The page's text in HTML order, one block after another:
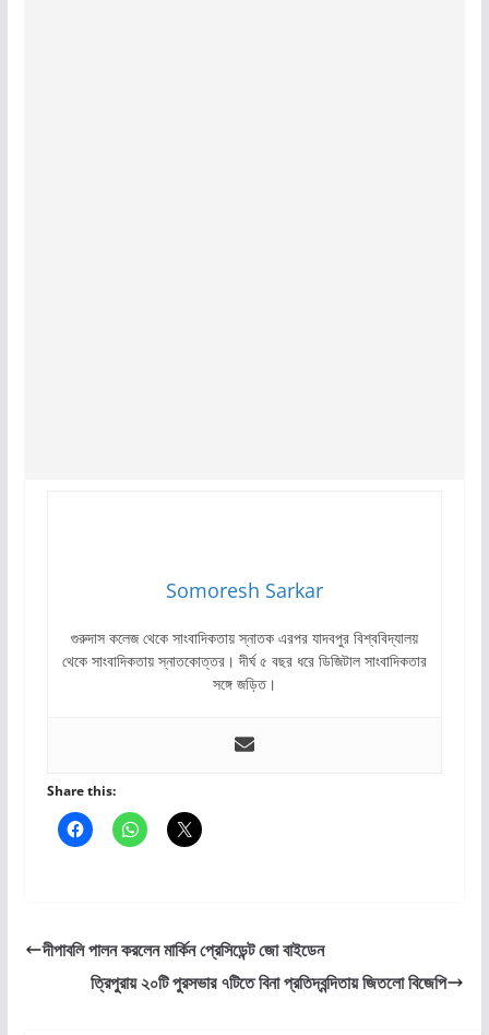
Somoresh Sarkar
গুরুদাস কলেজ থেকে সাংবাদিকতায় স্নাতক এরপর যাদবপুর বিশ্ববিদ্যালয়
থেকে সাংবাদিকতায় স্নাতকোত্তর। দীর্ঘ ৫ বছর ধরে ডিজিটাল সাংবাদিকতার
সঙ্গে জড়িত।
Share this:
দীপাবলি পালন করলেন মার্কিন প্রেসিডেন্ট জো বাইডেন
ত্রিপুরায় ২০টি পুরসভার ৭টিতে বিনা প্রতিদ্বন্দিতায় জিতলো বিজেপি